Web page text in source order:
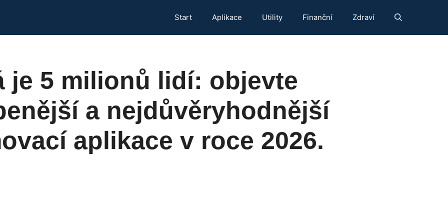
Start Aplikace Utility Finanční Zdraví
je 5 milionů lidí: objevte
a nejdůvěryhodnější
aplikace v roce 2026.